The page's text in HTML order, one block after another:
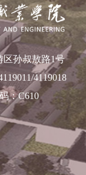
区孙叔敖路1号
4119018
：C610